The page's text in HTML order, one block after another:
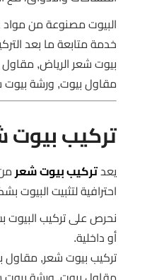
البيوت مصنوعة من مواد
خدمة متابعة ما بعد
بيوت شعر الرياض,
مقاول بيوت, ورشة
تركيب بيوت
يعدتركيب بيوت شعرمن
احترافية لتثبيت البيوت
نحرص على تركيب البيوت
أو داخلية.
تركيب بيوت شعر, مقاول